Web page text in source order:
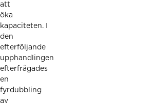
att
öka
kapaciteten. I
den
efterföljande
upphandlingen
efterfrågades
en
fyrdubbling
av